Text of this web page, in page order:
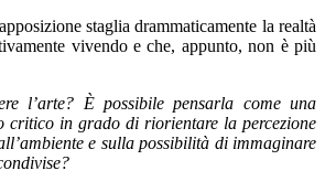
staglia drammaticamente la realtà
vivendo e che, appunto, non è più
l’arte? È possibile pensarla come una
critico in grado di riorientare la percezione
e sulla possibilità di immaginare